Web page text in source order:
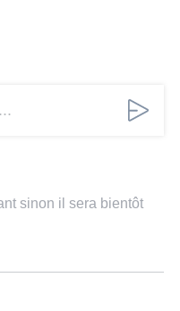
sinon il sera bientôt